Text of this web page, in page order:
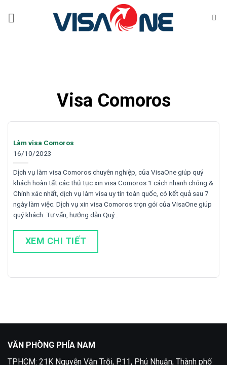
Visa Comoros
Làm visa Comoros
16/10/2023
Dịch vụ làm visa Comoros chuyên nghiệp, của VisaOne giúp quý
khách hoàn tất các thủ tục xin visa Comoros 1 cách nhanh chóng &
Chính xác nhất, dịch vụ làm visa uy tín toàn quốc, có kết quả sau 7
ngày làm việc. Dịch vụ xin visa Comoros trọn gói của VisaOne giúp
quý khách: Tư vấn, hướng dẫn Quý…
XEM CHI TIẾT
VĂN PHÒNG PHÍA NAM
TPHCM: 21K Nguyễn Văn Trỗi, P.11, Phú Nhuận, Thành phố